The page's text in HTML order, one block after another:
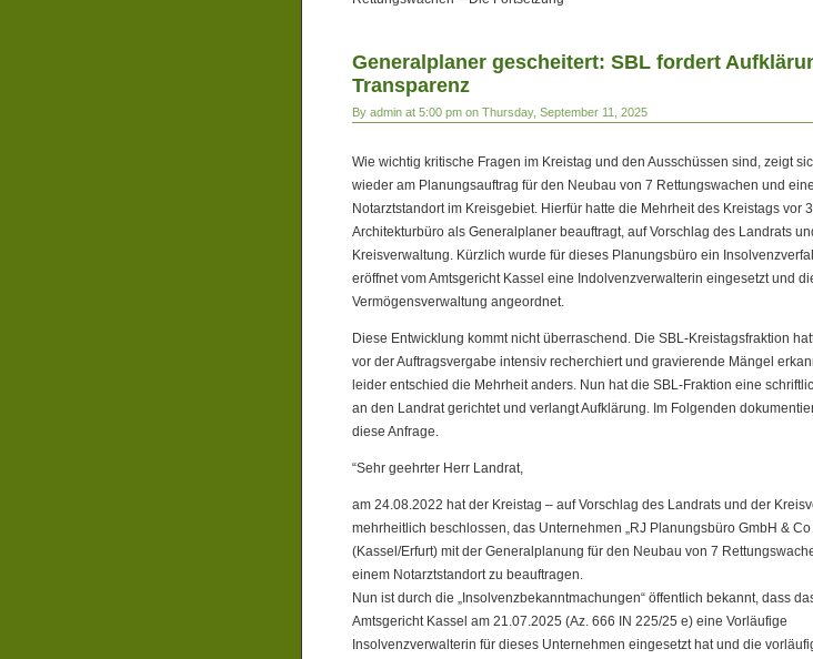
Generalplaner gescheitert: SBL fordert
Transparenz
By admin at 5:00 pm on Thursday, September 11, 2025
Wie wichtig kritische Fragen im Kreistag und den Ausschüssen sind, zeigt
wieder am Planungsauftrag für den Neubau von 7 Rettungswachen und
Notarztstandort im Kreisgebiet. Hierfür hatte die Mehrheit des Kreistags vor
Architekturbüro als Generalplaner beauftragt, auf Vorschlag des Landrats
Kreisverwaltung. Kürzlich wurde für dieses Planungsbüro ein
eröffnet vom Amtsgericht Kassel eine Indolvenzverwalterin eingesetzt und
Vermögensverwaltung angeordnet.
Diese Entwicklung kommt nicht überraschend. Die SBL-Kreistagsfraktion
vor der Auftragsvergabe intensiv recherchiert und gravierende Mängel
leider entschied die Mehrheit anders. Nun hat die SBL-Fraktion eine
an den Landrat gerichtet und verlangt Aufklärung. Im Folgenden
diese Anfrage.
“Sehr geehrter Herr Landrat,
am 24.08.2022 hat der Kreistag – auf Vorschlag des Landrats und der
mehrheitlich beschlossen, das Unternehmen „RJ Planungsbüro GmbH & Co
(Kassel/Erfurt) mit der Generalplanung für den Neubau von 7
einem Notarztstandort zu beauftragen.
Nun ist durch die „Insolvenzbekanntmachungen“ öffentlich bekannt, dass
Amtsgericht Kassel am 21.07.2025 (Az. 666 IN 225/25 e) eine Vorläufige
Insolvenzverwalterin für dieses Unternehmen eingesetzt hat und die